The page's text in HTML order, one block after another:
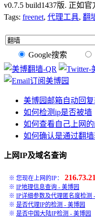
v0.7.5 build1437版. 正如
Tags: freenet, 代理工具, 翻
Google搜索
美博园邮箱自动回
如何检测ip是否被墙
如何查看自己上网
如何确认是通过翻
上网IP及域名查询
※ 您现在上网的IP：
※ IP地理信息查询 - 美博园
※ IP详细参数及代理匿名度检测
※ 是否代理IP的检测 - 美博园
※ 是否中国大陆IP检测 - 美博园